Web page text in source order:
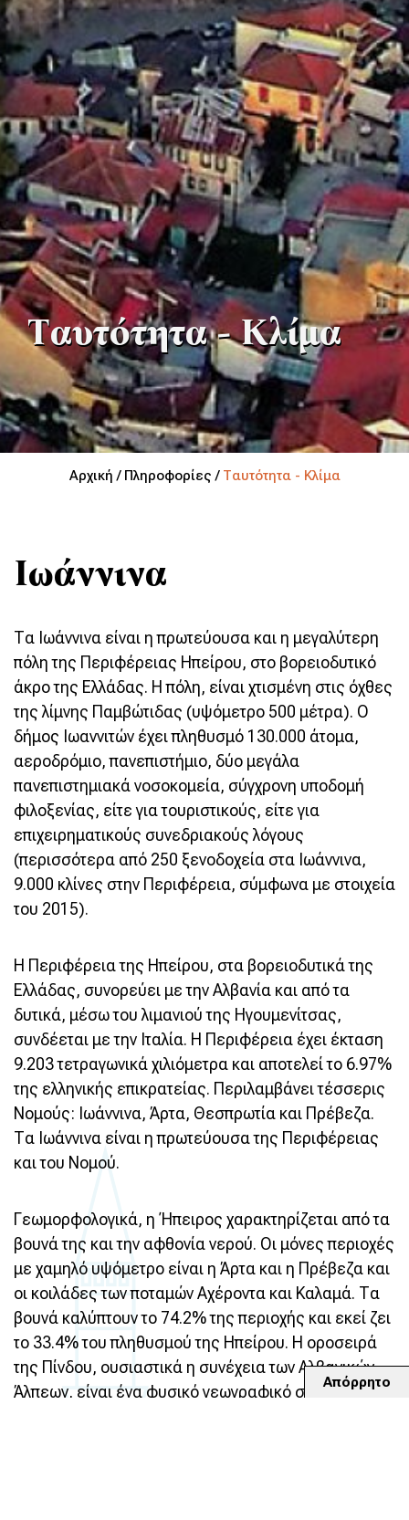
Απόρρητο
Ταυτότητα - Κλίμα
Αρχική / Πληροφορίες / Ταυτότητα - Κλίμα
Ιωάννινα
Τα Ιωάννινα είναι η πρωτεύουσα και η μεγαλύτερη
πόλη της Περιφέρειας Ηπείρου, στο βορειοδυτικό
άκρο της Ελλάδας. Η πόλη, είναι χτισμένη στις όχθες
της λίμνης Παμβώτιδας (υψόμετρο 500 μέτρα). Ο
δήμος Ιωαννιτών έχει πληθυσμό 130.000 άτομα,
αεροδρόμιο, πανεπιστήμιο, δύο μεγάλα
πανεπιστημιακά νοσοκομεία, σύγχρονη υποδομή
φιλοξενίας, είτε για τουριστικούς, είτε για
επιχειρηματικούς συνεδριακούς λόγους
(περισσότερα από 250 ξενοδοχεία στα Ιωάννινα,
9.000 κλίνες στην Περιφέρεια, σύμφωνα με στοιχεία
του 2015).
Η Περιφέρεια της Ηπείρου, στα βορειοδυτικά της
Ελλάδας, συνορεύει με την Αλβανία και από τα
δυτικά, μέσω του λιμανιού της Ηγουμενίτσας,
συνδέεται με την Ιταλία. Η Περιφέρεια έχει έκταση
9.203 τετραγωνικά χιλιόμετρα και αποτελεί το 6.97%
της ελληνικής επικρατείας. Περιλαμβάνει τέσσερις
Νομούς: Ιωάννινα, Άρτα, Θεσπρωτία και Πρέβεζα.
Τα Ιωάννινα είναι η πρωτεύουσα της Περιφέρειας
και του Νομού.
Γεωμορφολογικά, η Ήπειρος χαρακτηρίζεται από τα
βουνά της και την αφθονία νερού. Οι μόνες περιοχές
με χαμηλό υψόμετρο είναι η Άρτα και η Πρέβεζα και
οι κοιλάδες των ποταμών Αχέροντα και Καλαμά. Τα
βουνά καλύπτουν το 74.2% της περιοχής και εκεί ζει
το 33.4% του πληθυσμού της Ηπείρου. Η οροσειρά
της Πίνδου, ουσιαστικά η συνέχεια των Αλβανικών
Άλπεων, είναι ένα φυσικό γεωγραφικό σύνορο